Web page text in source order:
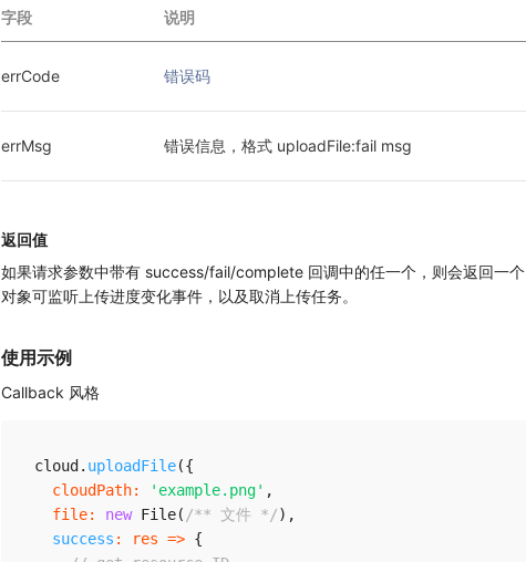
字段 说明
errCode 错误码
errMsg 错误信息，格式 uploadFile:fail msg
返回值
如果请求参数中带有 success/fail/complete 回调中的任一个，则会返回一个
对象可监听上传进度变化事件，以及取消上传任务。
使用示例
Callback 风格
cloud . uploadFile({
cloudPath: 'example.png' ,
file: new File( /** 文件 */) ,
success : res => {